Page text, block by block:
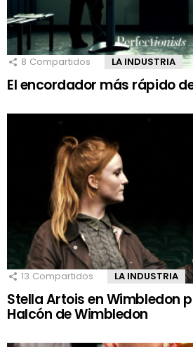
8 Compartidos LA INDUSTRIA
El encordador más rápido
13 Compartidos LA INDUSTRIA
Stella Artois en Wimbledon
Halcón de Wimbledon